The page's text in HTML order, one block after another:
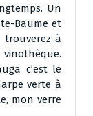
Un
Baume et
trouverez à
c’est le
verte à
mon verre